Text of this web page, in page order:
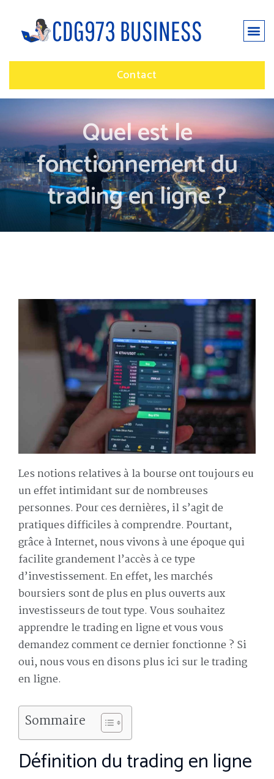
Contact
Quel est le
fonctionnement du
trading en ligne ?
Les notions relatives à la bourse ont toujours eu
un effet intimidant sur de nombreuses
personnes. Pour ces dernières, il s’agit de
pratiques difficiles à comprendre. Pourtant,
grâce à Internet, nous vivons à une époque qui
facilite grandement l’accès à ce type
d’investissement. En effet, les marchés
boursiers sont de plus en plus ouverts aux
investisseurs de tout type. Vous souhaitez
apprendre le trading en ligne et vous vous
demandez comment ce dernier fonctionne ? Si
oui, nous vous en disons plus ici sur le trading
en ligne.
Sommaire
Définition du trading en ligne